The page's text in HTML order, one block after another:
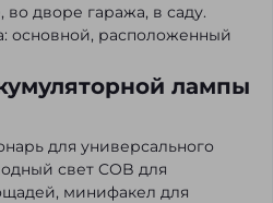
дворе гаража, в саду.
основной, расположенный
лампы
для универсального
свет COB для
минифакел для